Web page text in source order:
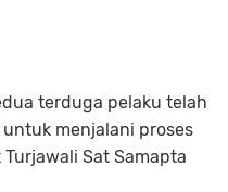
terduga pelaku telah
untuk menjalani proses
Sat Samapta